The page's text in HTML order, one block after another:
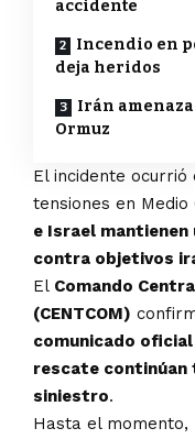
accidente
Incendio en
deja heridos
Irán
Ormuz
El incidente
tensiones en Medio
e Israel mantienen
contra objetivos
El Comando
(CENTCOM)
comunicado oficial
rescate continúan
siniestro.
Hasta el